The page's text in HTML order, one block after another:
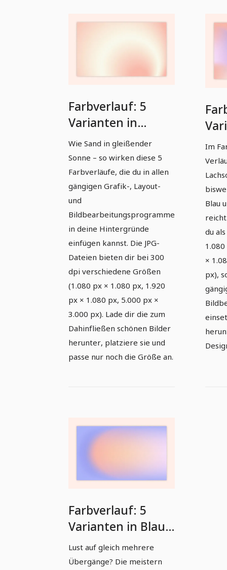
Farbverlauf: 5
Varianten in
Sandfarben
Wie Sand in gleißender
Sonne – so wirken diese 5
Farbverläufe, die du in allen
gängigen Grafik-, Layout-
und
Bildbearbeitungsprogramme
in deine Hintergründe
einfügen kannst. Die JPG-
Dateien bieten dir bei 300
dpi verschiedene Größen
(1.080 px × 1.080 px, 1.920
px × 1.080 px, 5.000 px ×
3.000 px). Lade dir die zum
Dahinfließen schönen Bilder
herunter, platziere sie und
passe nur noch die Größe an.
Im
Blau
du
×
px),
Farbverlauf: 5
Varianten in Blau-
Violett
Lust auf gleich mehrere
Übergänge? Die meistern